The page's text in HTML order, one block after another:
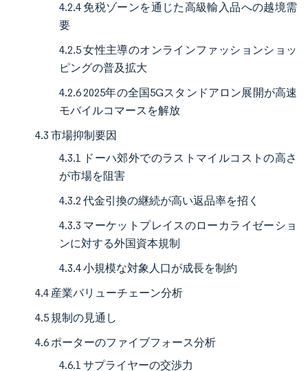
4.2.4 免税ゾーンを通じた高級輸入品への越境需
要
4.2.5 女性主導のオンラインファッションショッ
ピングの普及拡大
4.2.6 2025年の全国5Gスタンドアロン展開が高速
モバイルコマースを解放
4.3 市場抑制要因
4.3.1 ドーハ郊外でのラストマイルコストの高さ
が市場を阻害
4.3.2 代金引換の継続が高い返品率を招く
4.3.3 マーケットプレイスのローカライゼーショ
ンに対する外国資本規制
4.3.4 小規模な対象人口が成長を制約
4.4 産業バリューチェーン分析
4.5 規制の見通し
4.6 ポーターのファイブフォース分析
4.6.1 サプライヤーの交渉力